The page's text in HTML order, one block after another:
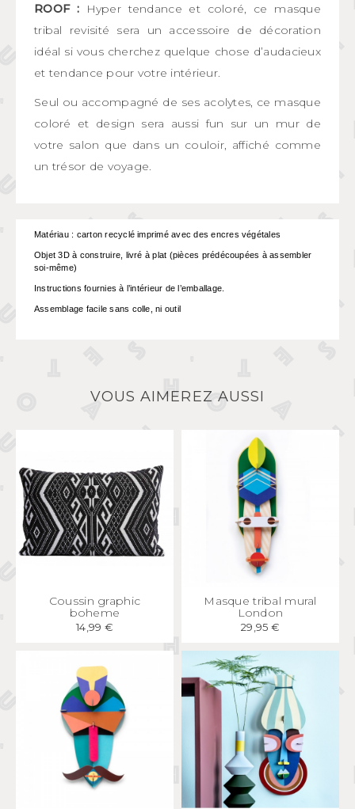
ROOF : Hyper tendance et coloré, ce masque
tribal revisité sera un accessoire de décoration
idéal si vous cherchez quelque chose d’audacieux
et tendance pour votre intérieur.
Seul ou accompagné de ses acolytes, ce masque
coloré et design sera aussi fun sur un mur de
votre salon que dans un couloir, affiché comme
un trésor de voyage.
Matériau : carton recyclé imprimé avec des encres végétales
Objet 3D à construire, livré à plat (pièces prédécoupées à assembler
soi-même)
Instructions fournies à l’intérieur de l’emballage.
Assemblage facile sans colle, ni outil
VOUS AIMEREZ AUSSI
APERÇU RAPIDE
Coussin graphic
boheme
14,99 €
APERÇU RAPIDE
Masque tribal mural
London
29,95 €